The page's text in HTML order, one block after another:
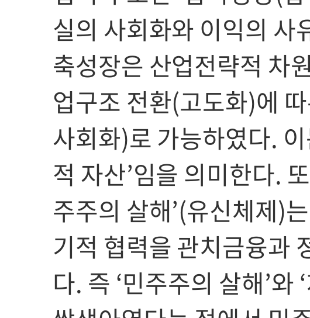
실의 사회화와 이익의 사
축성장은 산업전략적 차
업구조 전환(고도화)에
사회화)로 가능하였다.
적 자산’임을 의미한다.
주주의 살해’(유신체제)
기적 협력을 관치금융과
다. 즉 ‘민주주의 살해’와